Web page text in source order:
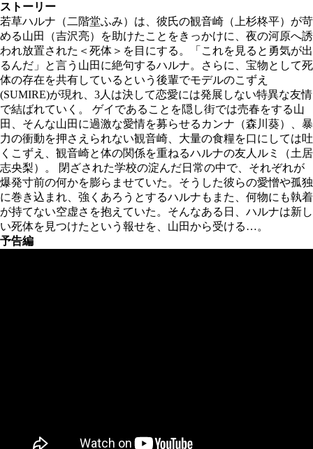
ストーリー
若草ハルナ（二階堂ふみ）は、彼氏の観音崎（上杉柊平）が苛
める山田（吉沢亮）を助けたことをきっかけに、夜の河原へ誘
われ放置された＜死体＞を目にする。「これを見ると勇気が出
るんだ」と言う山田に絶句するハルナ。さらに、宝物として死
体の存在を共有しているという後輩でモデルのこずえ
(SUMIRE)が現れ、3人は決して恋愛には発展しない特異な友情
で結ばれていく。 ゲイであることを隠し街では売春をする山
田、そんな山田に過激な愛情を募らせるカンナ（森川葵）、暴
力の衝動を押さえられない観音崎、大量の食糧を口にしては吐
くこずえ、観音崎と体の関係を重ねるハルナの友人ルミ（土居
志央梨）。 閉ざされた学校の淀んだ日常の中で、それぞれが
爆発寸前の何かを膨らませていた。そうした彼らの愛憎や孤独
に巻き込まれ、強くあろうとするハルナもまた、何物にも執着
が持てない空虚さを抱えていた。そんなある日、ハルナは新し
い死体を見つけたという報せを、山田から受ける…。
予告編